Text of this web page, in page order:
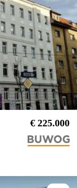
€ 225.000